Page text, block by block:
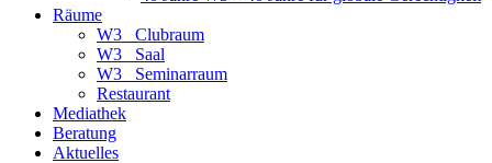
Räume
W3_ Clubraum
W3_ Saal
W3_ Seminarraum
Restaurant
Mediathek
Beratung
Aktuelles